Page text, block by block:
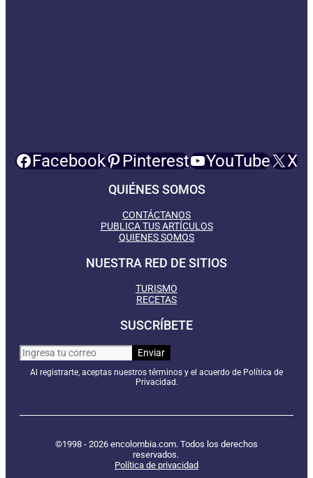
Facebook Pinterest YouTube X
QUIÉNES SOMOS
CONTÁCTANOS
PUBLICA TUS ARTÍCULOS
QUIENES SOMOS
NUESTRA RED DE SITIOS
TURISMO
RECETAS
SUSCRÍBETE
Al registrarte, aceptas nuestros términos y el acuerdo de Política de
Privacidad.
©1998 - 2026 encolombia.com. Todos los derechos
reservados.
Política de privacidad